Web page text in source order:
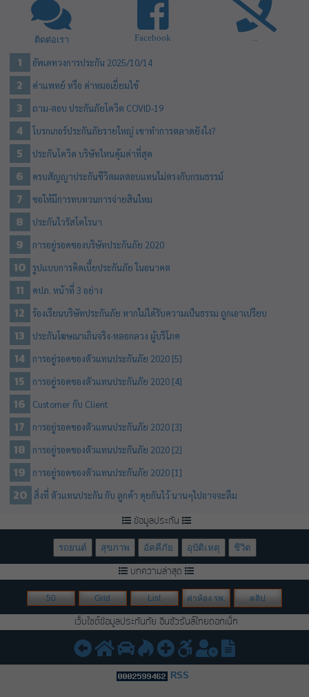
ติดต่อเรา Facebook ...
อัพเดทวงการประกัน 2025/10/14
ค่าแพทย์ หรือ ค่าหมอเยี่ยมไข้
ถาม-ตอบ ประกันภัยโควิด COVID-19
โบรกเกอร์ประกันภัยรายใหญ่ เขาทำการตลาดยังไง?
ประกันโควิด บริษัทไหนคุ้มค่าที่สุด
ครบสัญญาประกันชีวิตผลตอบแทนไม่ตรงกับกรมธรรม์
ขอให้มีการทบทวนการจ่ายสินไหม
ประกันไวรัสโคโรนา
การอยู่รอดของบริษัทประกันภัย 2020
รูปแบบการคิดเบี้ยประกันภัย ในอนาคต
คปภ. หน้าที่ 3 อย่าง
ร้องเรียนบริษัทประกันภัย หากไม่ได้รับความเป็นธรรม ถูกเอาเปรียบ
ประกันโฆษณาเกินจริง-หลอกลวง ผู้บริโภค
การอยู่รอดของตัวแทนประกันภัย 2020 [5]
การอยู่รอดของตัวแทนประกันภัย 2020 [4]
Customer กับ Client
การอยู่รอดของตัวแทนประกันภัย 2020 [3]
การอยู่รอดของตัวแทนประกันภัย 2020 [2]
การอยู่รอดของตัวแทนประกันภัย 2020 [1]
สิ่งที่ ตัวแทนประกัน กับ ลูกค้า คุยกันไว้ นานๆไปอาจจะลืม
ข้อมูลประกัน
รถยนต์ สุขภาพ อัคคีภัย อุบัติเหตุ ชีวิต
บทความล่าสุด
50 Grid List ค่าห้อง รพ. คลิป
เว็บไซต์ข้อมูลประกันภัย อินชัวรันส์ไทยดอทเน็ท
RSS